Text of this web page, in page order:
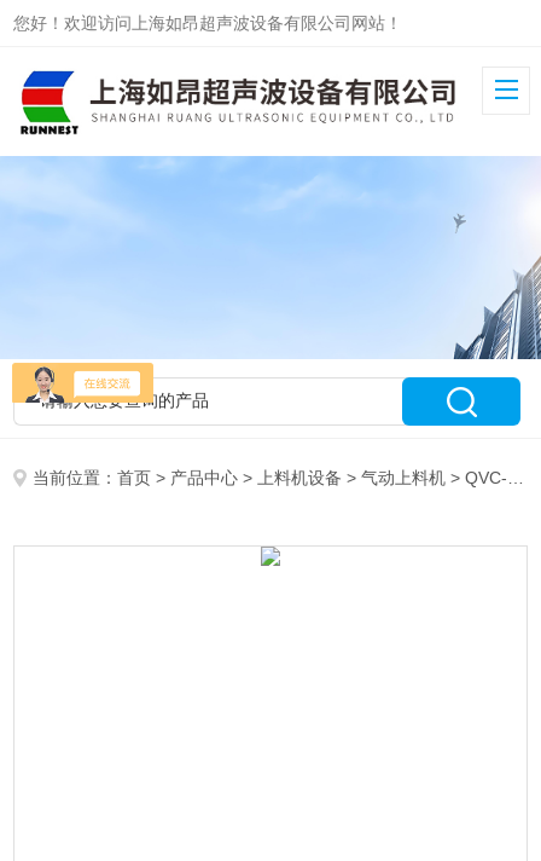
您好！欢迎访问上海如昂超声波设备有限公司网站！
当前位置：首页 > 产品中心 > 上料机设备 >气动上料机 > QVC-3上海气动真空吸料机上料速度快反吹效果好